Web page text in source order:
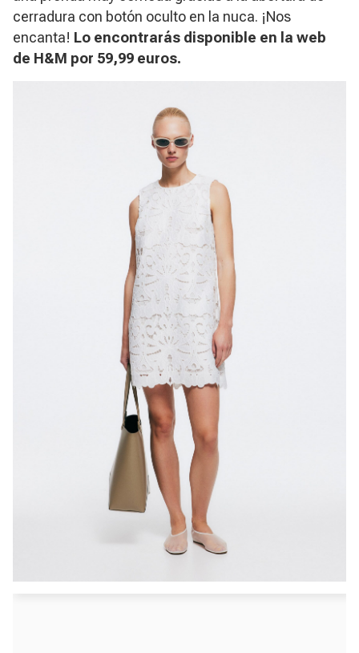
cerradura con botón oculto en la nuca. ¡Nos
encanta! Lo encontrarás disponible en la web
de H&M por 59,99 euros.